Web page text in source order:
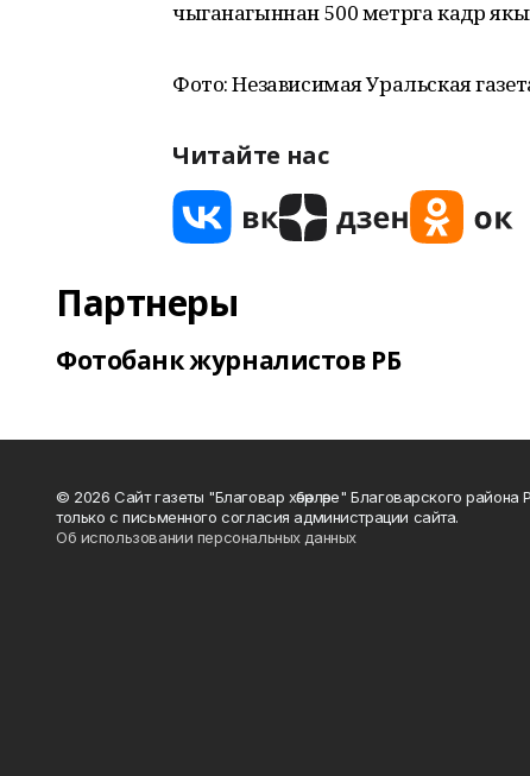
чыганагыннан 500 метрга кадәр
Фото: Независимая Уральская
Читайте нас
Партнеры
Фотобанк журналистов РБ
© 2026 Сайт газеты "Благовар хәбәрләре" Благоварского
только с письменного согласия администрации сайта.
Об использовании персональных данных